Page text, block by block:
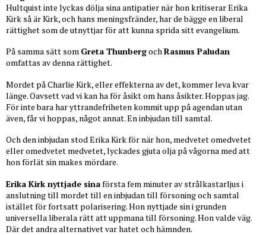
Hultquist inte lyckas dölja sina antipatier när hon kritiserar Erika
Kirk så är Kirk, och hans meningsfränder, har de bägge en liberal
rättighet som de utnyttjar för att kunna sprida sitt evangelium.
På samma sätt som Greta ThunbergochRasmus Paludan
omfattas av denna rättighet.
Mordet på Charlie Kirk, eller effekterna av det, kommer leva kvar
länge. Oavsett vad vi kan ha för åsikt om hans åsikter. Hoppas jag.
För inte bara har yttrandefriheten kommit upp på agendan utan
även, får vi hoppas, något annat. En inbjudan till samtal.
Och den inbjudan stod Erika Kirk för när hon, medvetet omedvetet
eller omedvetet medvetet, lyckades gjuta olja på vågorna med att
hon förlät sin makes mördare.
Erika Kirk nyttjade sinaförsta fem minuter av strålkastarljus i
anslutning till mordet till en inbjudan till försoning och samtal
istället för fortsatt polarisering. Hon nyttjade sin i grunden
universella liberala rätt att uppmana till försoning. Hon valde väg.
Där det andra alternativet var hatet och hämnden.